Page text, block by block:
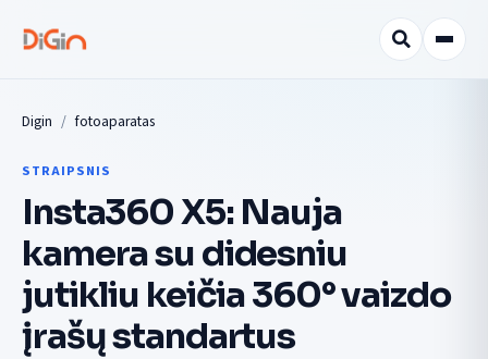
Digin fotoaparatas
STRAIPSNIS
Insta360 X5: Nauja
kamera su didesniu
jutikliu keičia 360° vaizdo
įrašų standartus